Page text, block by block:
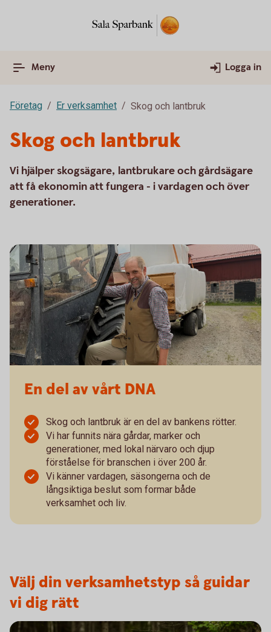
Meny Logga in
Företag Er verksamhet Skog och lantbruk
Skog och lantbruk
Vi hjälper skogsägare, lantbrukare och gårdsägare
att få ekonomin att fungera - i vardagen och över
generationer.
En del av vårt DNA
Skog och lantbruk är en del av bankens rötter.
Vi har funnits nära gårdar, marker och
generationer, med lokal närvaro och djup
förståelse för branschen i över 200 år.
Vi känner vardagen, säsongerna och de
långsiktiga beslut som formar både
verksamhet och liv.
Välj din verksamhetstyp så guidar
vi dig rätt